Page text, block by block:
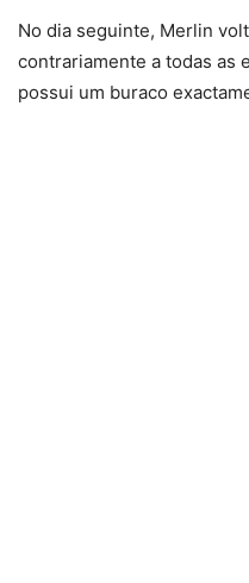
No dia seguinte, Merlin
contrariamente a todas as
possui um buraco